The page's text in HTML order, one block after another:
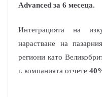
Advanced за 6 месеца.
Интеграцията на
нарастване на
региони като
г. компанията отчете